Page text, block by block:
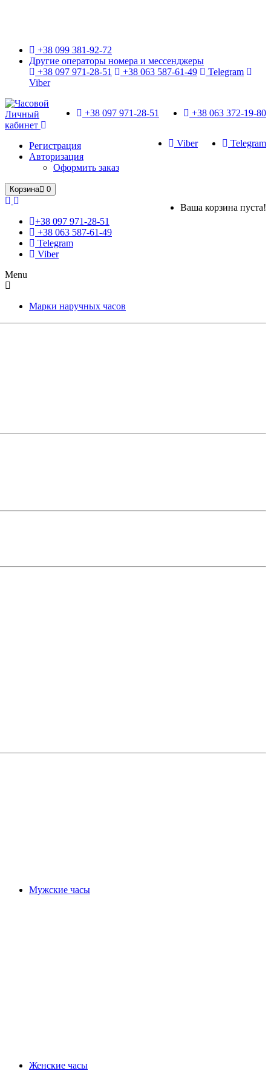
+38 099 381-92-72
Другие операторы номера и мессенджеры
+38 097 971-28-51
+38 063 587-61-49
Telegram
Viber
+38 063 372-19-80
+38 097 971-28-51
Telegram
Viber
Личный
кабинет
Регистрация
Авторизация
Оформить заказ
Корзина 0
Ваша корзина пуста!
+38 097 971-28-51
+38 063 587-61-49
Telegram
Viber
Menu
Марки наручных часов
Мужские часы
Женские часы